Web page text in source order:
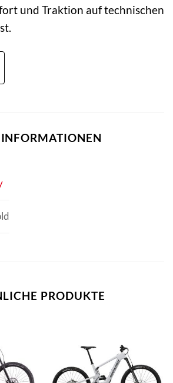
und Traktion auf technischen
PRODUKTE